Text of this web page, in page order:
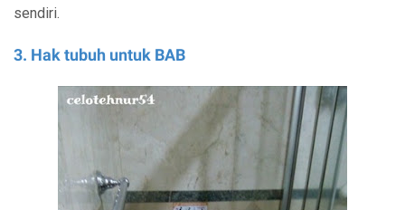
sendiri.
3. Hak tubuh untuk BAB